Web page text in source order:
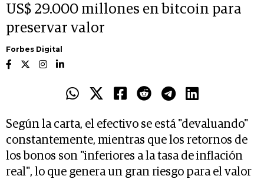
US$ 29.000 millones en bitcoin para
preservar valor
Forbes Digital
Según la carta, el efectivo se está "devaluando"
constantemente, mientras que los retornos de
los bonos son "inferiores a la tasa de inflación
real", lo que genera un gran riesgo para el valor